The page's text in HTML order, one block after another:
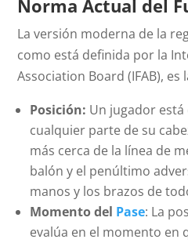
Norma Actual del
La versión moderna de la
como está definida por la
Association Board (IFAB), es
Posición: Un jugador
cualquier parte de su
más cerca de la línea de
balón y el penúltimo
manos y los brazos de
Momento del Pase: La
evalúa en el momento en